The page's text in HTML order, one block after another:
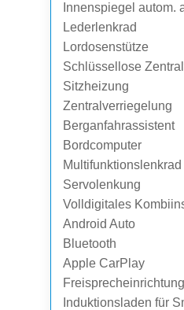
Innenspiegel autom.
Lederlenkrad
Lordosenstütze
Schlüssellose
Sitzheizung
Zentralverriegelung
Berganfahrassistent
Bordcomputer
Multifunktionslenkrad
Servolenkung
Volldigitales
Android Auto
Bluetooth
Apple CarPlay
Freisprecheinrichtung
Induktionsladen für